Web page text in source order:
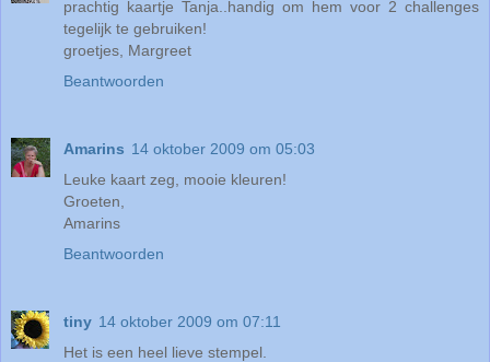
prachtig kaartje Tanja..handig om hem voor 2 challenges
tegelijk te gebruiken!
groetjes, Margreet
Beantwoorden
Amarins 14 oktober 2009 om 05:03
Leuke kaart zeg, mooie kleuren!
Groeten,
Amarins
Beantwoorden
tiny 14 oktober 2009 om 07:11
Het is een heel lieve stempel.